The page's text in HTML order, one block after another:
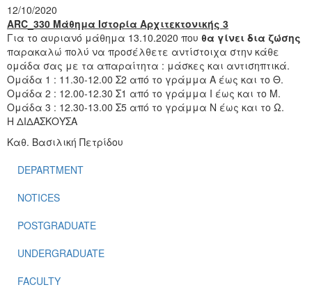
12/10/2020
ARC_330 Μάθημα Ιστορία Αρχιτεκτονικής 3
Για το αυριανό μάθημα 13.10.2020 που θα γίνει δια ζώσης
παρακαλώ πολύ να προσέλθετε αντίστοιχα στην κάθε
ομάδα σας με τα απαραίτητα : μάσκες και αντισηπτικά.
Ομάδα 1 : 11.30-12.00 Σ2 από το γράμμα Α έως και το Θ.
Ομάδα 2 : 12.00-12.30 Σ1 από το γράμμα Ι έως και το Μ.
Ομάδα 3 : 12.30-13.00 Σ5 από το γράμμα Ν έως και το Ω.
Η ΔΙΔΑΣΚΟΥΣΑ
Καθ. Βασιλική Πετρίδου
DEPARTMENT
NOTICES
POSTGRADUATE
UNDERGRADUATE
FACULTY